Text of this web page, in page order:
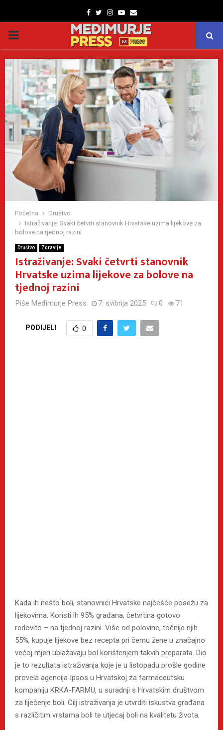
Facebook
TwitterInstagram
Youtube
Email
PRIMARY
MENU
Početna
Društvo
Istraživanje: Svaki četvrti stanovnik Hrvatske uzima lijekove za
bolove na tjednoj razini
Društvo Zdravlje
Istraživanje: Svaki četvrti stanovnik
Hrvatske uzima lijekove za bolove na
tjednoj razini
Piše Međimurje Press 7. svibnja 2025 0 71
PODIJELI 0
Kada ih nešto boli, stanovnici Hrvatske najčešće posežu za
lijekovima. Koristi ih 95% građana, četvrtina gotovo
redovito – na tjednoj razini. Više od polovine, točnije njih
55%, kupuje lijekove bez recepta pri čemu žene u značajno
većoj mjeri ublažavaju bol korištenjem takvih preparata. Dio
je to rezultata istraživanja koje je u listopadu prošle godine
provela agencija Ipsos u Hrvatskoj za farmaceutsku
kompaniju KRKA-FARMU, u suradnji s Hrvatskim društvom
za liječenje boli. Cilj istraživanja je utvrditi iskustva građana
s različitim vrstama boli te utjecaj boli na kvalitetu života.